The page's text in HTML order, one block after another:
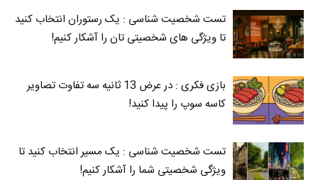
تست شخصیت شناسی : یک رستوران انتخاب کنید
تا ویژگی های شخصیتی تان را آشکار کنیم!
بازی فکری : در عرض 13 ثانیه سه تفاوت تصاویر
کاسه‌ سوپ را پیدا کنید!
تست شخصیت شناسی : یک مسیر انتخاب کنید تا
ویژگی شخصیتی شما را آشکار کنیم!